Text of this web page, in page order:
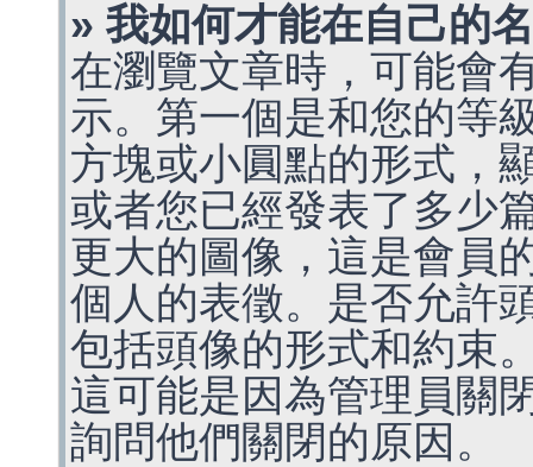
» 我如何才能在自己的
在瀏覽文章時，可能會
示。第一個是和您的等
方塊或小圓點的形式，
或者您已經發表了多少
更大的圖像，這是會員
個人的表徵。是否允許
包括頭像的形式和約束
這可能是因為管理員關
詢問他們關閉的原因。